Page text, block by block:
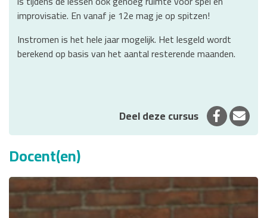
improvisatie. En vanaf je 12e mag je op spitzen!
Instromen is het hele jaar mogelijk. Het lesgeld wordt
berekend op basis van het aantal resterende maanden.
Deel deze cursus Deel op
Docent(en)